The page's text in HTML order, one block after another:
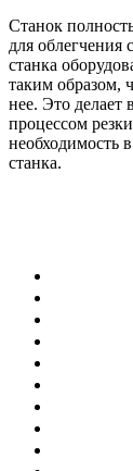
Станок
для облегчения
станка
таким образом,
нее. Это
процессом
необходимость
станка.